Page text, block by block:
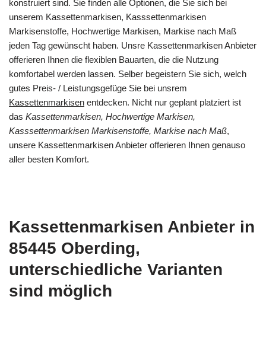
konstruiert sind. Sie finden alle Optionen, die Sie sich bei
unserem Kassettenmarkisen, Kasssettenmarkisen
Markisenstoffe, Hochwertige Markisen, Markise nach Maß
jeden Tag gewünscht haben. Unsre Kassettenmarkisen Anbieter
offerieren Ihnen die flexiblen Bauarten, die die Nutzung
komfortabel werden lassen. Selber begeistern Sie sich, welch
gutes Preis- / Leistungsgefüge Sie bei unsrem
Kassettenmarkisen entdecken. Nicht nur geplant platziert ist
das Kassettenmarkisen, Hochwertige Markisen,
Kasssettenmarkisen Markisenstoffe, Markise nach Maß,
unsere Kassettenmarkisen Anbieter offerieren Ihnen genauso
aller besten Komfort.
Kassettenmarkisen Anbieter in
85445 Oberding,
unterschiedliche Varianten
sind möglich